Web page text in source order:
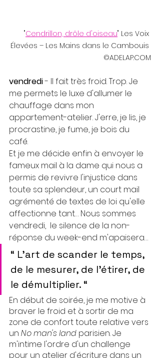
"Cendrillon, drôle d'oiseau" Les Voix
Élevées – Les Mains dans le Cambouis
©ADELAP.COM
vendredi - Il fait très froid. Trop. Je
me permets le luxe d'allumer le
chauffage dans mon
appartement-atelier. J'erre, je lis, je
procrastine, je fume, je bois du
café.
Et je me décide enfin à envoyer le
fameux mail à la dame qui nous a
permis de revivre l'injustice dans
toute sa splendeur, un court mail
agrémenté de textes de loi qu'elle
affectionne tant… Nous sommes
vendredi,  le silence de la non-
réponse du week-end m'apaisera…
“ L'art de scander le temps,
de le mesurer, de l'étirer, de
le démultiplier. “
En début de soirée, je me motive à
braver le froid et à sortir de ma
zone de confort toute relative vers
un No man's land parisien. Je
m'intime l'ordre d'un challenge
pour un atelier d'écriture dans un